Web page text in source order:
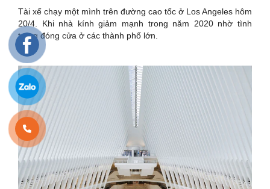
Tài xế chạy một mình trên đường cao tốc ở Los Angeles hôm
20/4. Khi nhà kính giảm mạnh trong năm 2020 nhờ tình
trạng đóng cửa ở các thành phố lớn.